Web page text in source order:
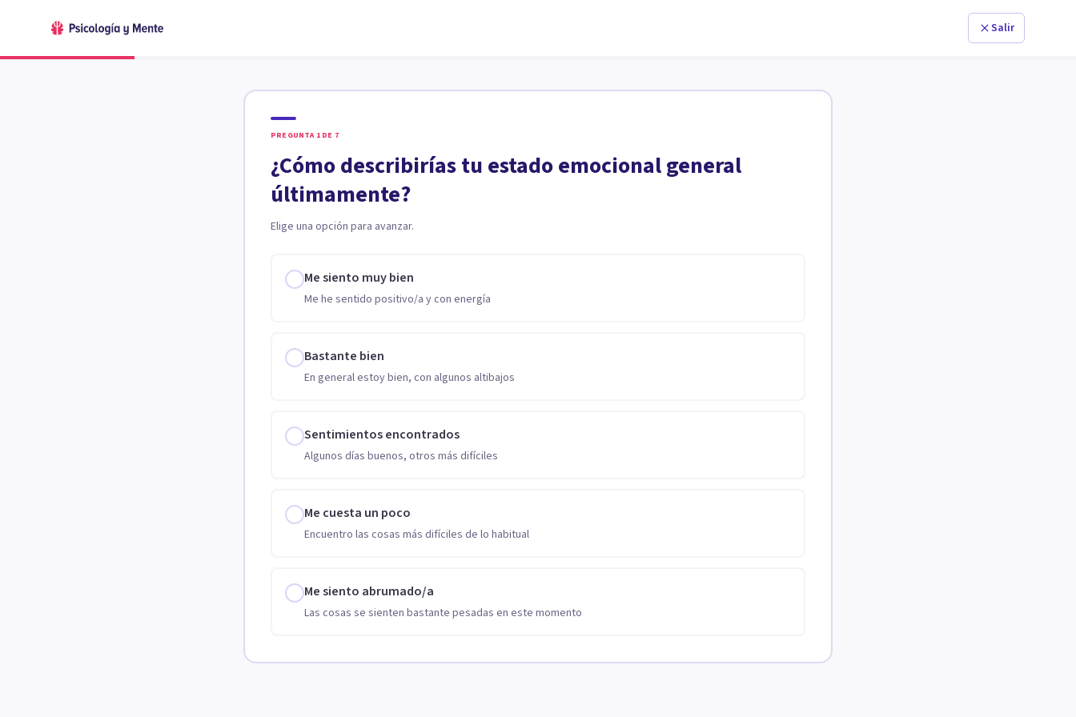
Salir
PREGUNTA 1 DE 7
¿Cómo describirías tu estado emocional general
últimamente?
Elige una opción para avanzar.
Me siento muy bien
Me he sentido positivo/a y con energía
Bastante bien
En general estoy bien, con algunos altibajos
Sentimientos encontrados
Algunos días buenos, otros más difíciles
Me cuesta un poco
Encuentro las cosas más difíciles de lo habitual
Me siento abrumado/a
Las cosas se sienten bastante pesadas en este momento